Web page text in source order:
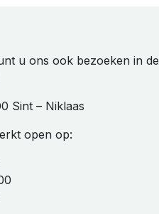
u ons ook bezoeken in de
Sint – Niklaas
open op: